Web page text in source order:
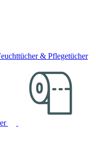
& Pflegetücher